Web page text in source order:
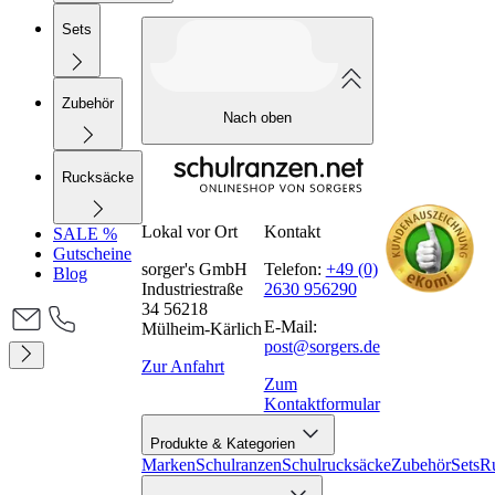
Sets
Zubehör
Rucksäcke
SALE %
Gutscheine
Blog
Nach oben
Lokal vor Ort
sorger's GmbH
Industriestraße
34 56218
Mülheim-Kärlich
Zur Anfahrt
Kontakt
Telefon: +49 (0)
2630 956290
E-Mail:
post@sorgers.de
Zum
Kontaktformular
Produkte & Kategorien
MarkenSchulranzenSchulrucksäckeZubehörSets